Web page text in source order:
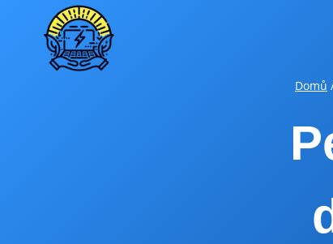
Přeskočit
Domů